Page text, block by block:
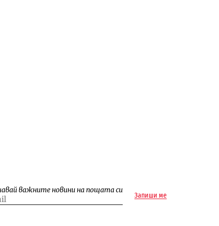
важните новини на пощата си
Запиши ме